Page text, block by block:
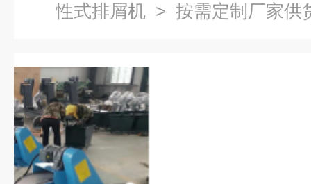
性式排屑机 > 按需定制厂家供